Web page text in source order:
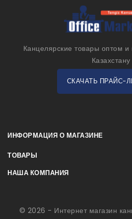
Канцелярские товары оптом и
Казахстану
СКАЧАТЬ ПРАЙС-
ИНФОРМАЦИЯ О МАГАЗИНЕ
ТОВАРЫ
НАША КОМПАНИЯ
© 2026 - Интернет магазин